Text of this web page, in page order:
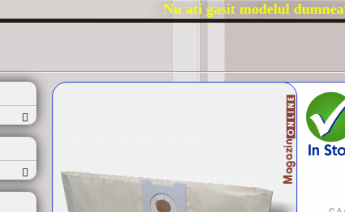
Nu ati gasit modelul